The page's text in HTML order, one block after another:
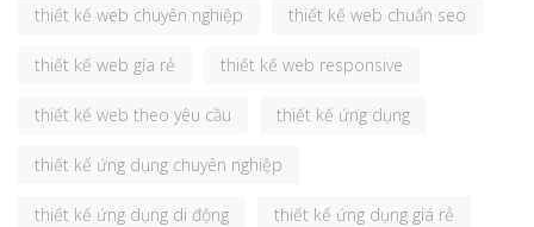
thiết kế web chuyên nghiệp thiết kế web chuẩn seo
thiết kế web gía rẻ thiết kế web responsive
thiết kế web theo yêu cầu thiết kế ứng dụng
thiết kế ứng dụng chuyên nghiệp
thiết kế ứng dụng di động thiết kế ứng dụng giá rẻ